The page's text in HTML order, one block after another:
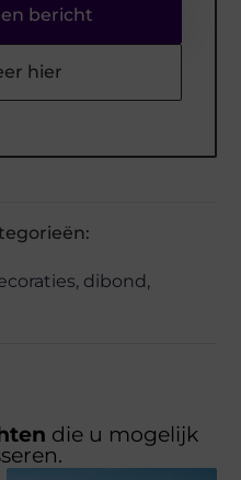
bericht
hier
, dibond,
die u mogelijk